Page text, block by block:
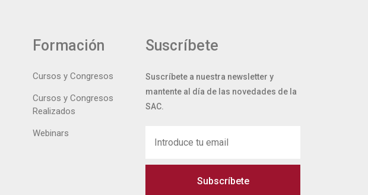
Formación
Cursos y Congresos
Cursos y Congresos
Realizados
Webinars
Suscríbete
Suscríbete a nuestra newsletter y
mantente al día de las novedades de la
SAC.
Subscríbete